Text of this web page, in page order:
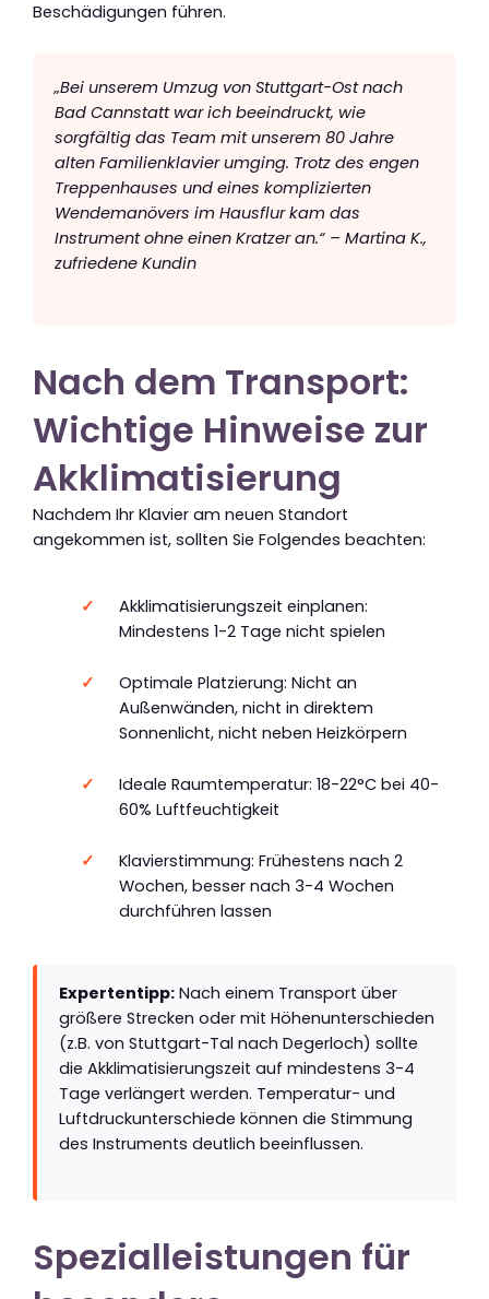
Beschädigungen führen.
„Bei unserem Umzug von Stuttgart-Ost nach
Bad Cannstatt war ich beeindruckt, wie
sorgfältig das Team mit unserem 80 Jahre
alten Familienklavier umging. Trotz des engen
Treppenhauses und eines komplizierten
Wendemanövers im Hausflur kam das
Instrument ohne einen Kratzer an.“ – Martina K.,
zufriedene Kundin
Nach dem Transport:
Wichtige Hinweise zur
Akklimatisierung
Nachdem Ihr Klavier am neuen Standort
angekommen ist, sollten Sie Folgendes beachten:
Akklimatisierungszeit einplanen:
Mindestens 1-2 Tage nicht spielen
Optimale Platzierung: Nicht an
Außenwänden, nicht in direktem
Sonnenlicht, nicht neben Heizkörpern
Ideale Raumtemperatur: 18-22°C bei 40-
60% Luftfeuchtigkeit
Klavierstimmung: Frühestens nach 2
Wochen, besser nach 3-4 Wochen
durchführen lassen
Expertentipp: Nach einem Transport über
größere Strecken oder mit Höhenunterschieden
(z.B. von Stuttgart-Tal nach Degerloch) sollte
die Akklimatisierungszeit auf mindestens 3-4
Tage verlängert werden. Temperatur- und
Luftdruckunterschiede können die Stimmung
des Instruments deutlich beeinflussen.
Spezialleistungen für